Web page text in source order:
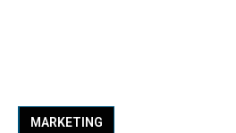
MARKETING